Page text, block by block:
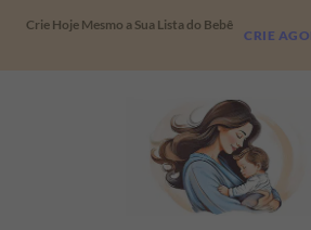
Crie Hoje Mesmo a Sua Lista do Bebê
CRIE